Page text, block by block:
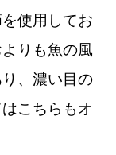
使用してお
りも魚の風
、濃い目の
こちらもオ